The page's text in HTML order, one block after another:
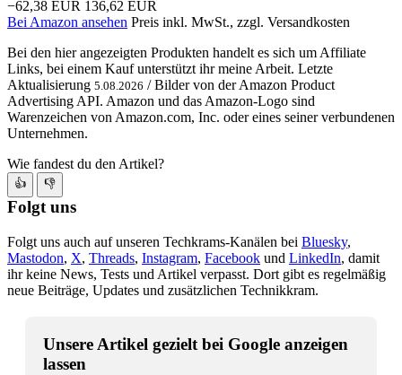
−62,38 EUR 136,62 EUR
Bei Amazon ansehen Preis inkl. MwSt., zzgl. Versandkosten
Bei den hier angezeigten Produkten handelt es sich um Affiliate
Links, bei einem Kauf unterstützt ihr meine Arbeit. Letzte
Aktualisierung 5.08.2026 / Bilder von der Amazon Product
Advertising API. Amazon und das Amazon-Logo sind
Warenzeichen von Amazon.com, Inc. oder eines seiner verbundenen
Unternehmen.
Wie fandest du den Artikel?
👍 👎
Folgt uns
Folgt uns auch auf unseren Techkrams-Kanälen bei Bluesky,
Mastodon, X, Threads, Instagram, Facebook und LinkedIn, damit
ihr keine News, Tests und Artikel verpasst. Dort gibt es regelmäßig
neue Beiträge, Updates und zusätzlichen Technikkram.
Unsere Artikel gezielt bei Google anzeigen
lassen